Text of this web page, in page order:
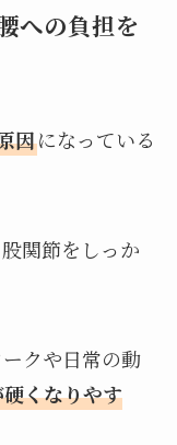
への負担を
因になっている
関節をしっか
クや日常の動
くなりやす